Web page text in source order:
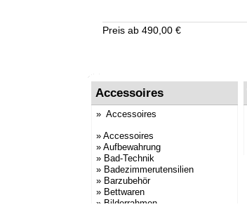
Preis ab 490,00 €
Accessoires
» Accessoires
» Accessoires
» Aufbewahrung
» Bad-Technik
» Badezimmerutensilien
» Barzubehör
» Bettwaren
» Bilderrahmen